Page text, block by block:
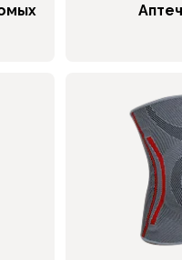
утеплителем